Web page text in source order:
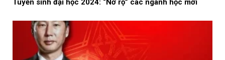
Tuyển sinh đại học 2024: “Nở rộ” các ngành học mới